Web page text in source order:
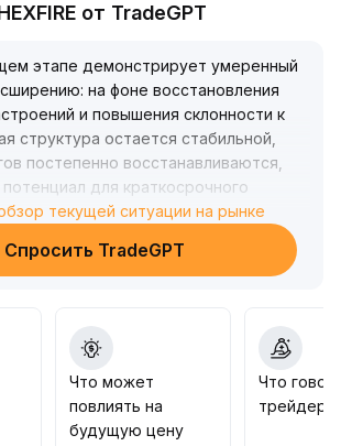
от TradeGPT
этапе демонстрирует умеренный
на фоне восстановления
и повышения склонности к
структура остается стабильной,
постепенно восстанавливаются,
для краткосрочного
расширения снижает
а альткоины с малой и средней
тестирует зону поддержки 0,28–
США
опасаться возможного
между ценой и ончейн-индикаторами
объемов торгов — при резкой смене
текущей ситуации на рынке
Спросить TradeGPT
Что может
повлиять на
будущую цену
Что
трейдеры